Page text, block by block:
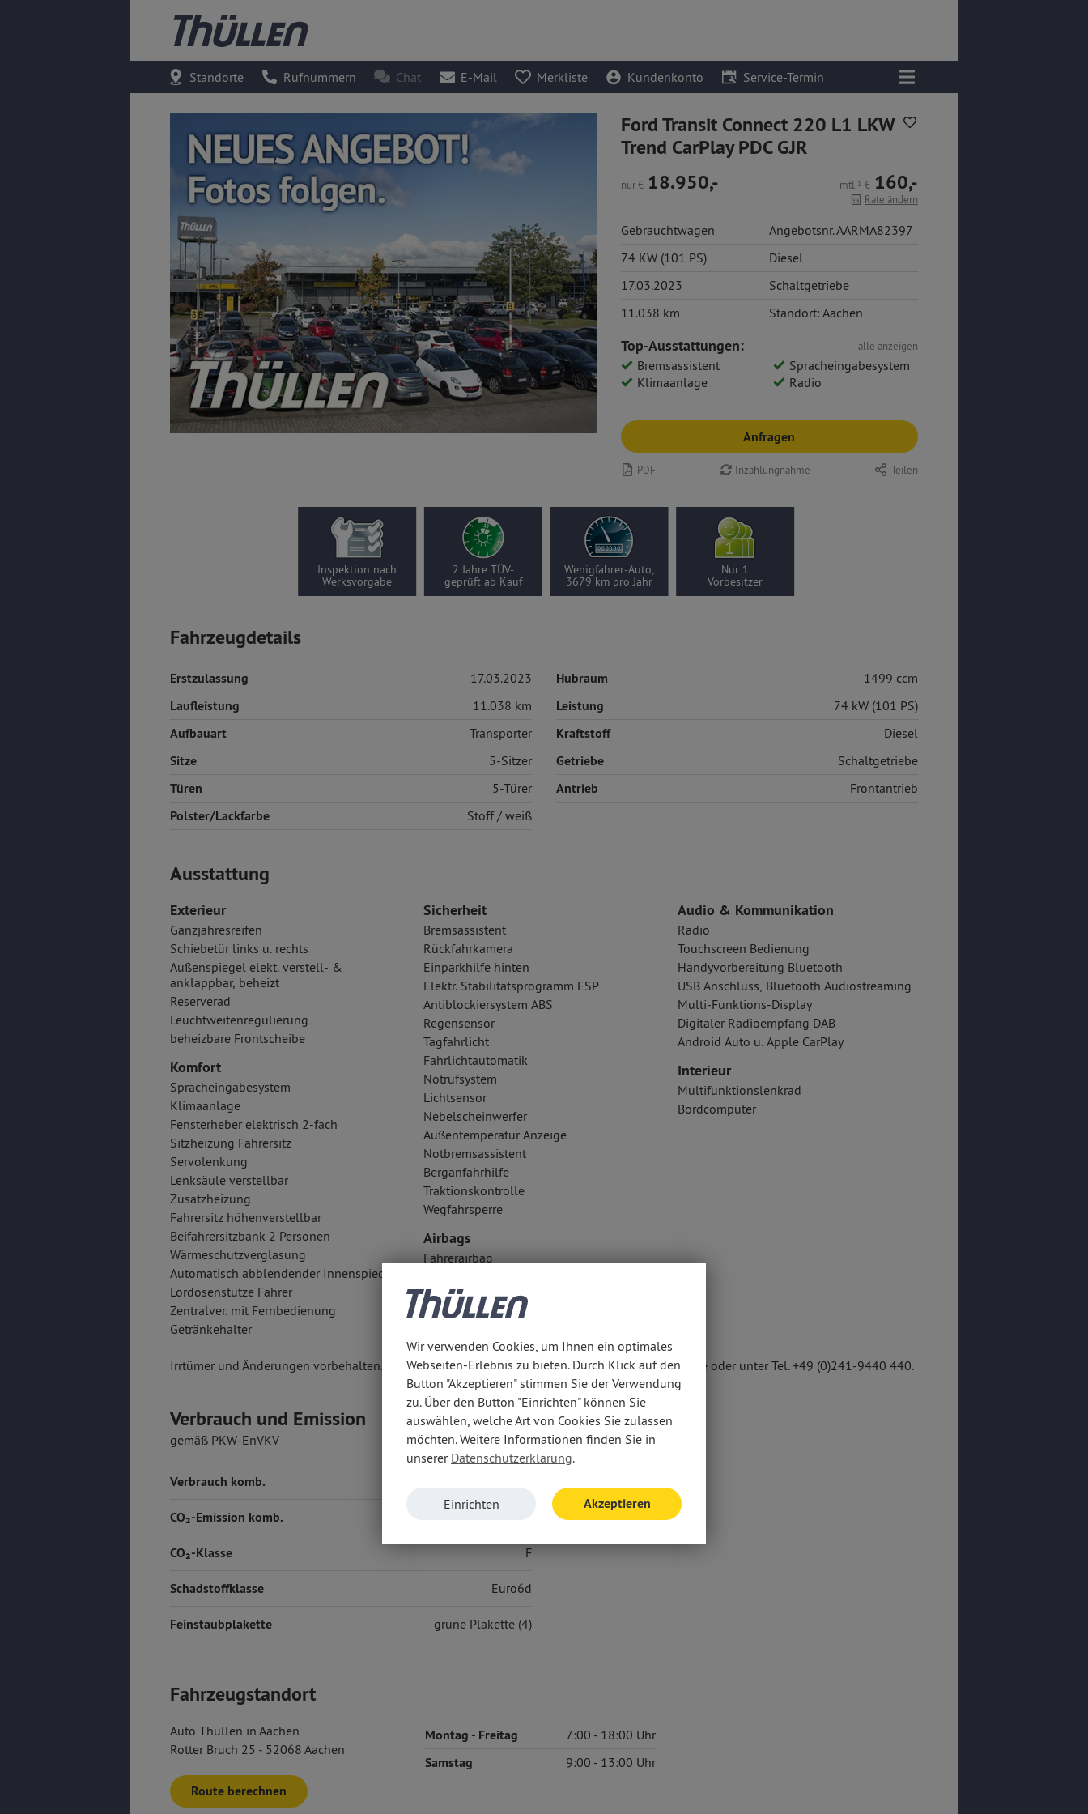
Standorte Rufnummern Chat E-Mail Merkliste Kundenkonto Service-Termin
Ford Transit Connect 220 L1 LKW
Trend CarPlay PDC GJR
nur € 18.950,- mtl.1 € 160,-
Rate ändern
Gebrauchtwagen
Angebotsnr. AARMA82397
74 KW (101 PS)
Diesel
17.03.2023
Schaltgetriebe
11.038 km
Standort: Aachen
alle anzeigen
Top-Ausstattungen:
Bremsassistent
Spracheingabesystem
Klimaanlage
Radio
Anfragen
PDF Inzahlungnahme Teilen
Inspektion nach
Werksvorgabe
2 Jahre TÜV-
geprüft ab Kauf
Wenigfahrer-Auto,
3679 km pro Jahr
Nur 1
Vorbesitzer
Fahrzeugdetails
Erstzulassung 17.03.2023
Laufleistung 11.038 km
Aufbauart Transporter
Sitze 5-Sitzer
Türen 5-Türer
Polster/Lackfarbe Stoff/ weiß
Hubraum 1499 ccm
Leistung 74 kW (101 PS)
Kraftstoff Diesel
Getriebe Schaltgetriebe
Antrieb Frontantrieb
Ausstattung
Exterieur
Ganzjahresreifen
Schiebetür links u. rechts
Außenspiegel elekt. verstell- &
anklappbar, beheizt
Reserverad
Leuchtweitenregulierung
beheizbare Frontscheibe
Komfort
Spracheingabesystem
Klimaanlage
Fensterheber elektrisch 2-fach
Sitzheizung Fahrersitz
Servolenkung
Lenksäule verstellbar
Zusatzheizung
Fahrersitz höhenverstellbar
Beifahrersitzbank 2 Personen
Wärmeschutzverglasung
Automatisch abblendender Innenspiegel
Lordosenstütze Fahrer
Zentralver. mit Fernbedienung
Getränkehalter
Sicherheit
Bremsassistent
Rückfahrkamera
Einparkhilfe hinten
Elektr. Stabilitätsprogramm ESP
Antiblockiersystem ABS
Regensensor
Tagfahrlicht
Fahrlichtautomatik
Notrufsystem
Lichtsensor
Nebelscheinwerfer
Außentemperatur Anzeige
Notbremsassistent
Berganfahrhilfe
Traktionskontrolle
Wegfahrsperre
Airbags
Fahrerairbag
Audio & Kommunikation
Radio
Touchscreen Bedienung
Handyvorbereitung Bluetooth
USB Anschluss, Bluetooth Audiostreaming
Multi-Funktions-Display
Digitaler Radioempfang DAB
Android Auto u. Apple CarPlay
Interieur
Multifunktionslenkrad
Bordcomputer
Irrtümer und Änderungen vorbehalten. Weitere Informationen erhalten Sie unter www.thuellen.de oder unter Tel. +49 (0)241-9440 440.
Verbrauch und Emission
gemäß PKW-EnVKV
Verbrauch komb.
CO₂-Emission komb.
CO₂-Klasse F
Schadstoffklasse Euro6d
Feinstaubplakette grüne Plakette (4)
Fahrzeugstandort
Auto Thüllen in Aachen
Rotter Bruch 25 - 52068 Aachen
Route berechnen
Montag - Freitag 7:00 18:00
Samstag 9:00 13:00
Wir verwenden Cookies, um Ihnen ein optimales
Webseiten-Erlebnis zu bieten. Durch Klick auf den
Button "Akzeptieren" stimmen Sie der Verwendung
zu. Über den Button "Einrichten" können Sie
auswählen, welche Art von Cookies Sie zulassen
möchten. Weitere Informationen finden Sie in
unserer Datenschutzerklärung.
Einrichten Akzeptieren